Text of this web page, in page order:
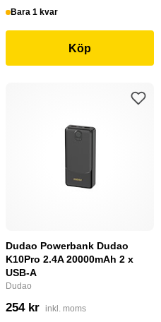
Bara 1 kvar
Köp
Dudao Powerbank Dudao
K10Pro 2.4A 20000mAh 2 x
USB-A
Dudao
254 kr inkl. moms